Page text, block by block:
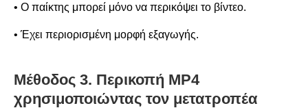
• Ο παίκτης μπορεί μόνο να περικόψει το βίντεο.
• Έχει περιορισμένη μορφή εξαγωγής.
Μέθοδος 3. Περικοπή MP4
χρησιμοποιώντας τον μετατροπέα